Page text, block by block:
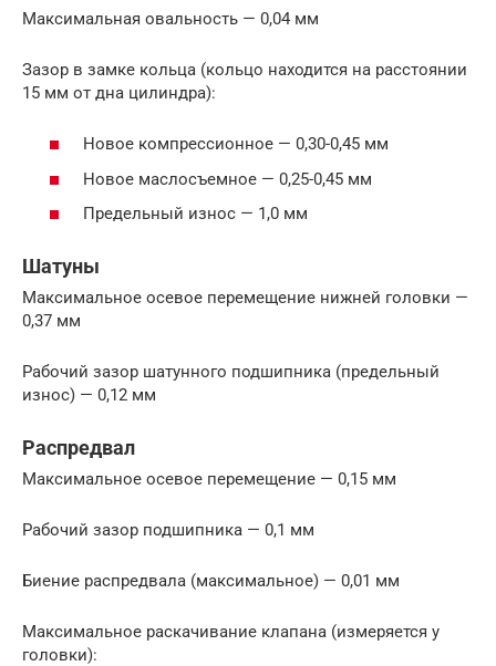
Максимальная овальность — 0,04 мм
Зазор в замке кольца (кольцо находится на расстоянии
15 мм от дна цилиндра):
Новое компрессионное — 0,30-0,45 мм
Новое маслосъемное — 0,25-0,45 мм
Предельный износ — 1,0 мм
Шатуны
Максимальное осевое перемещение нижней головки —
0,37 мм
Рабочий зазор шатунного подшипника (предельный
износ) — 0,12 мм
Распредвал
Максимальное осевое перемещение — 0,15 мм
Рабочий зазор подшипника — 0,1 мм
Биение распредвала (максимальное) — 0,01 мм
Максимальное раскачивание клапана (измеряется у
головки):